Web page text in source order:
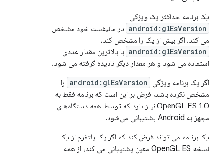
یک برنامه حداکثر یک ویژگی
android:glEsVersion در مانیفست خود مشخص
می کند. اگر بیش از یک را مشخص کند،
android:glEsVersion با بالاترین مقدار عددی
استفاده می شود و هر مقدار دیگر نادیده گرفته می شود.
اگر یک برنامه ویژگی android:glEsVersion را
مشخص نکرده باشد، فرض بر این است که برنامه فقط به
OpenGL ES 1.0 نیاز دارد که توسط همه دستگاه‌های
مجهز به Android پشتیبانی می‌شود.
یک برنامه می تواند فرض کند که اگر یک پلتفرم از یک
نسخه OpenGL ES معین پشتیبانی می کند، از همه